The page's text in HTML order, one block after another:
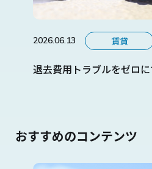
2026.06.13 賃貸
退去費用トラブルをゼロ
おすすめのコンテンツ